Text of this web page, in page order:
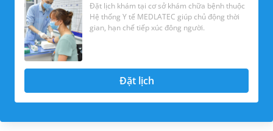
Đặt lịch khám tại cơ sở khám chữa bệnh thuộc
Hệ thống Y tế MEDLATEC giúp chủ động thời
gian, hạn chế tiếp xúc đông người.
Đặt lịch